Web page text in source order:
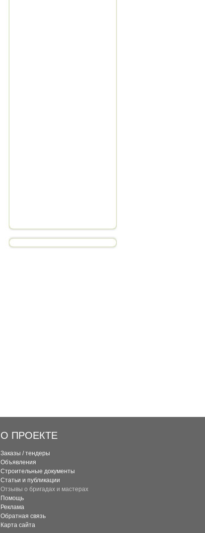
О ПРОЕКТЕ
Заказы / тендеры
Объявления
Строительные документы
Статьи и публикации
Отзывы о бригадах и мастерах
Помощь
Реклама
Обратная связь
Карта сайта